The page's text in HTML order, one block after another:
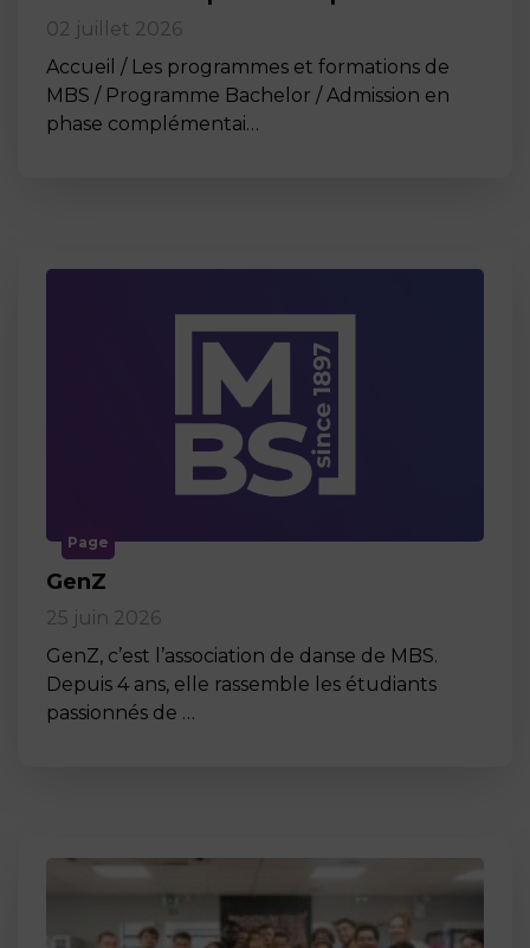
02 juillet 2026
Accueil / Les programmes et formations de
MBS / Programme Bachelor / Admission en
phase complémentai…
Page
GenZ
25 juin 2026
GenZ, c’est l’association de danse de MBS.
Depuis 4 ans, elle rassemble les étudiants
passionnés de …